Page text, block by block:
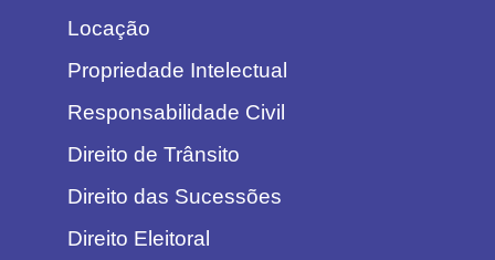
Locação
Propriedade Intelectual
Responsabilidade Civil
Direito de Trânsito
Direito das Sucessões
Direito Eleitoral